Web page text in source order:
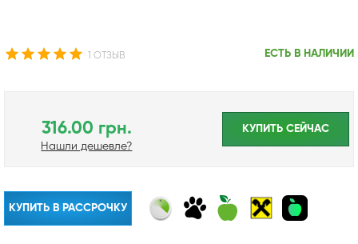
1 ОТЗЫВ ЕСТЬ В НАЛИЧИИ
316.00 грн.
Нашли дешевле?
КУПИТЬ CЕЙЧАС
КУПИТЬ В РАССРОЧКУ